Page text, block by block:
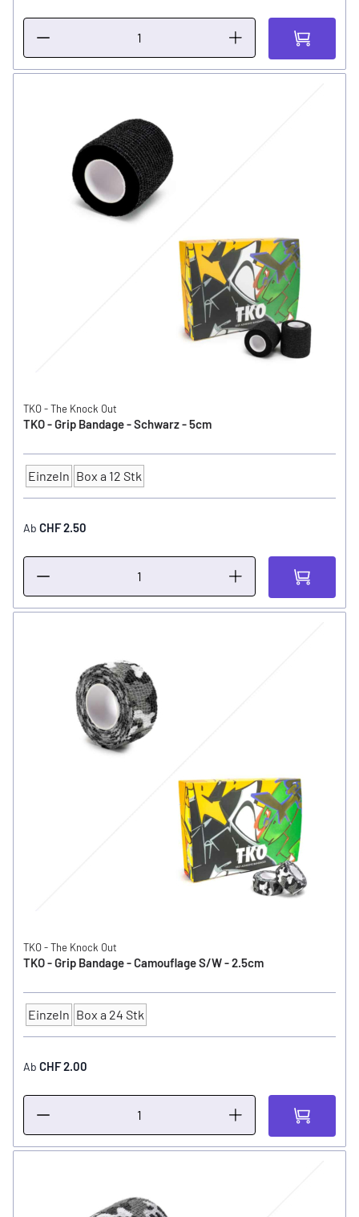
TKO - The Knock Out
TKO - Grip Bandage - Schwarz - 5cm
Anzahl
Einzeln Box a 12 Stk
Ab CHF 2.50
TKO - The Knock Out
TKO - Grip Bandage - Camouflage S/W - 2.5cm
Anzahl
Einzeln Box a 24 Stk
Ab CHF 2.00